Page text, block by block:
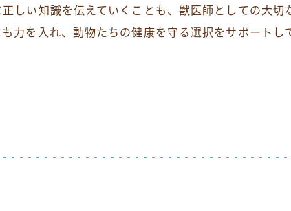
しい知識を伝えていくことも、獣医師としての大切
力を入れ、動物たちの健康を守る選択をサポートし